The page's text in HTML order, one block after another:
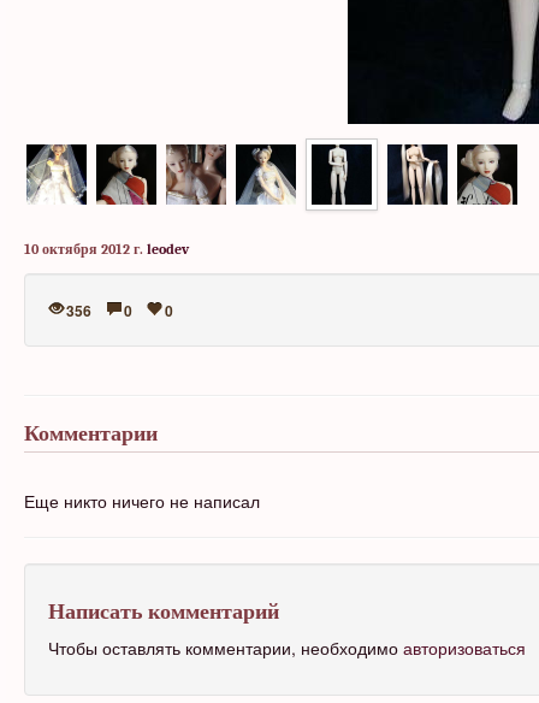
10 октября 2012 г. leodev
356 0 0
Комментарии
Еще никто ничего не написал
Написать комментарий
Чтобы оставлять комментарии, необходимо авторизоваться